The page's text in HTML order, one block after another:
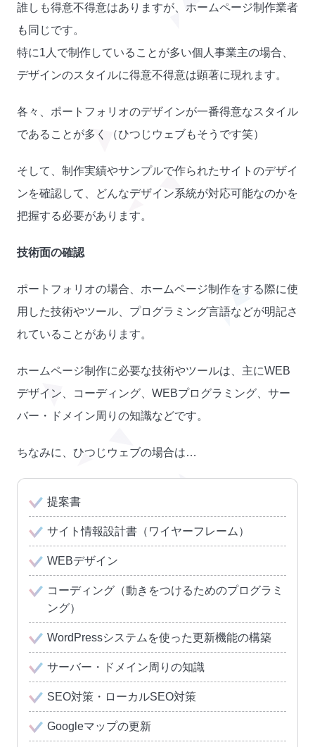
誰しも得意不得意はありますが、ホームページ制作業者
も同じです。
特に1人で制作していることが多い個人事業主の場合、
デザインのスタイルに得意不得意は顕著に現れます。
各々、ポートフォリオのデザインが一番得意なスタイル
であることが多く（ひつじウェブもそうです笑）
そして、制作実績やサンプルで作られたサイトのデザイ
ンを確認して、どんなデザイン系統が対応可能なのかを
把握する必要があります。
技術面の確認
ポートフォリオの場合、ホームページ制作をする際に使
用した技術やツール、プログラミング言語などが明記さ
れていることがあります。
ホームページ制作に必要な技術やツールは、主にWEB
デザイン、コーディング、WEBプログラミング、サー
バー・ドメイン周りの知識などです。
ちなみに、ひつじウェブの場合は…
提案書
サイト情報設計書（ワイヤーフレーム）
WEBデザイン
コーディング（動きをつけるためのプログラミ
ング）
WordPressシステムを使った更新機能の構築
サーバー・ドメイン周りの知識
SEO対策・ローカルSEO対策
Googleマップの更新